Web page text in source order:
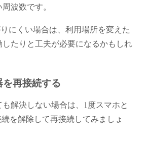
波数です。
にくい場合は、利用場所を変えた
したりと工夫が必要になるかもしれ
再接続する
解決しない場合は、1度スマホと
を解除して再接続してみましょ